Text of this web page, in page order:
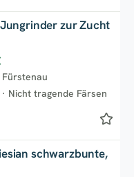
zur Zucht
· Nicht tragende Färsen
schwarzbunte,